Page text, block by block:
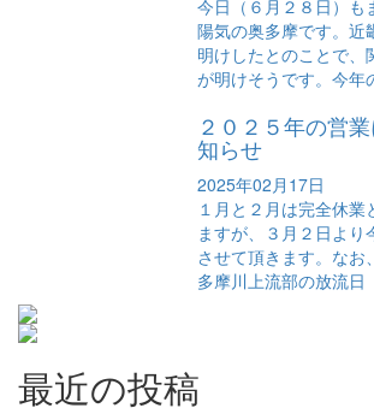
今日（６月２８日）も
陽気の奥多摩です。近
明けしたとのことで、
が明けそうです。今年
２０２５年の営
知らせ
2025年02月17日
１月と２月は完全休業
ますが、３月２日より
させて頂きます。なお
多摩川上流部の放流日
最近の投稿